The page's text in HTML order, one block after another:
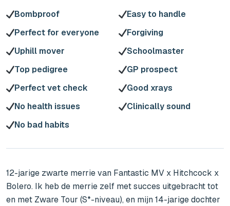
Bombproof
Easy to handle
Perfect for everyone
Forgiving
Uphill mover
Schoolmaster
Top pedigree
GP prospect
Perfect vet check
Good xrays
No health issues
Clinically sound
No bad habits
12-jarige zwarte merrie van Fantastic MV x Hitchcock x
Bolero. Ik heb de merrie zelf met succes uitgebracht tot
en met Zware Tour (S*-niveau), en mijn 14-jarige dochter